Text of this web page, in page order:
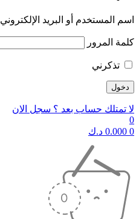
اسم المستخدم أو البريد الإلكتروني
كلمة المرور
تذكرني
لا تمتلك حساب بعد ؟ سجل الان
0
0
0.000 د.ك